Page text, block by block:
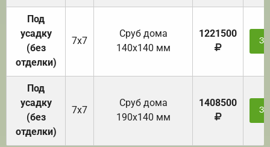
Под
усадку
(без
отделки)
7х7
Cруб дома
140х140 мм
1221500
Под
усадку
(без
отделки)
7х7
Cруб дома
190х140 мм
1408500